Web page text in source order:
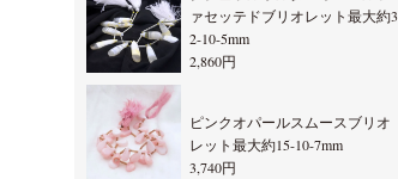
ァセッテドブリオレット最大約3
2-10-5mm
2,860円
ピンクオパールスムースブリオ
レット最大約15-10-7mm
3,740円